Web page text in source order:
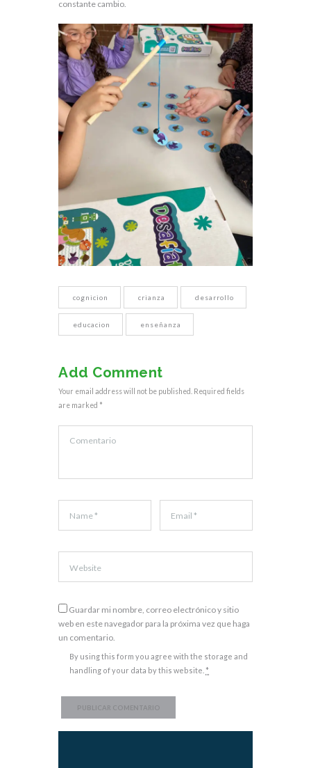
constante cambio.
cognicion crianza desarrollo
educacion enseñanza
Add Comment
Your email address will not be published. Required fields
are marked *
Guardar mi nombre, correo electrónico y sitio
web en este navegador para la próxima vez que haga
un comentario.
By using this form you agree with the storage and
handling of your data by this website. *